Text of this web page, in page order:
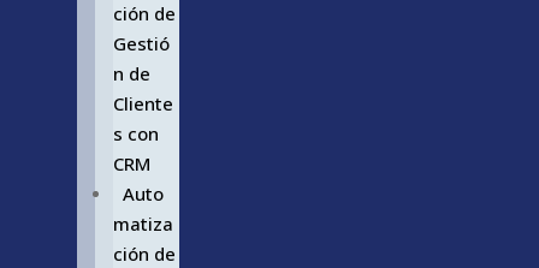
ción de
Gestió
n de
Cliente
s con
CRM
Auto
matiza
ción de